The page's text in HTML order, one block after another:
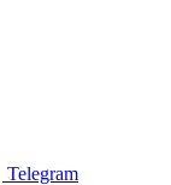
Telegram